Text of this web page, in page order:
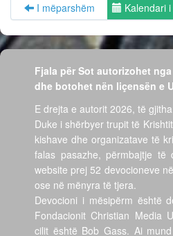
I mëparshëm Kalendari
Fjala për Sot autorizohet
dhe botohet nën liçensën e
E drejta e autorit 2026, të
Duke i shërbyer trupit të
kishave dhe organizatave të
falas pasazhe, përmbajtje të
website prej 52 devocioneve
ose në mënyra të tjera.
Devocioni i mësipërm është
Fondacionit Christian Media
cilit është Bob Gass. Ai